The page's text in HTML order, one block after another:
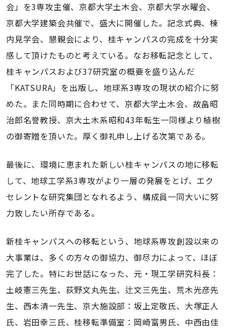
会」を3専攻主催、京都大学土木会、京都大学水曜会、
京都大学建築会共催で、盛大に開催した。記念式典、棟
内見学会、懇親会により、桂キャンパスの完成を十分実
感して頂けたものと考えている。なお移転記念として、
桂キャンパスおよび37研究室の概要を盛り込んだ
「KATSURA」を出版し、地球系3専攻の現状の紹介に努
めた。また同時期に合わせて、京都大学土木会、故畠昭
治郎名誉教授、京大土木系昭和43年転生一同様より植樹
の御寄贈を頂いた。厚く御礼申し上げる次第である。
最後に、環境に恵まれた新しい桂キャンパスの地に移転
して、地球工学系3専攻がより一層の発展をとげ、エク
セレントな研究集団となれるよう、構成員一同大いに努
力致したい所存である。
新桂キャンパスへの移転という、地球系専攻創設以来の
大事業は、多くの方々の御協力、御尽力によって、ほぼ
完了した。特にお世話になった、元・現工学研究科長：
土岐憲三先生、荻野文丸先生、辻文三先生、荒木光彦先
生、西本清一先生、京大施設部：坂上定敬氏、大塚正人
氏、岩田幸三氏、桂移転準備室：岡崎富男氏、中西由佳